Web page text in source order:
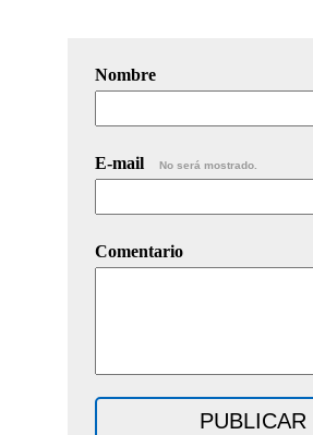
Nombre
E-mail No será mostrado.
Comentario